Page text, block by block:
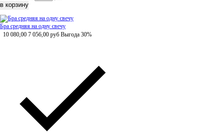
Бра средняя на одну свечу
10 080,00 7 056,00 руб Выгода 30%